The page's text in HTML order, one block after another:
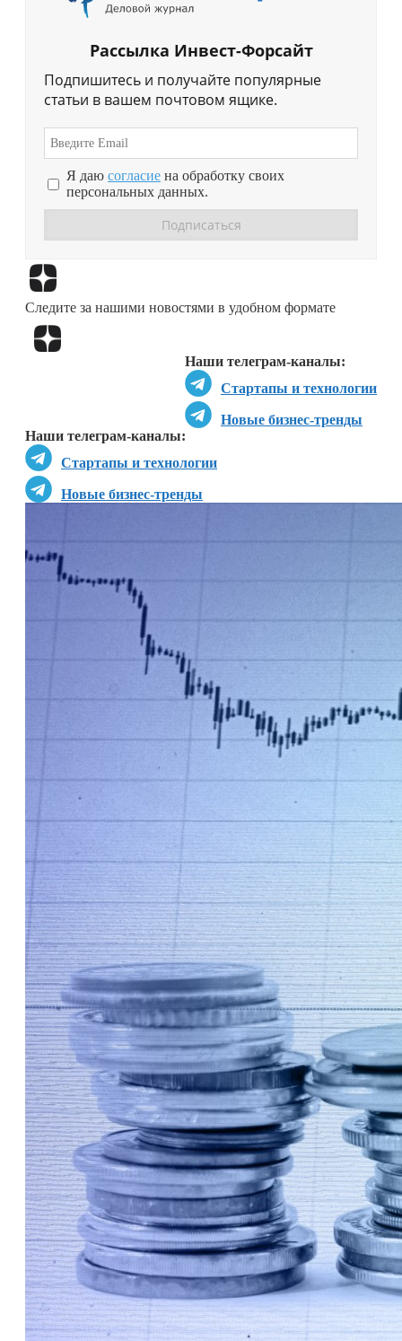
Рассылка Инвест-Форсайт
Подпишитесь и получайте популярные
статьи в вашем почтовом ящике.
Я даю согласие на обработку своих
персональных данных.
Следите за нашими новостями в удобном формате
Наши телеграм-каналы:
Стартапы и технологии
Новые бизнес-тренды
Наши телеграм-каналы:
Стартапы и технологии
Новые бизнес-тренды